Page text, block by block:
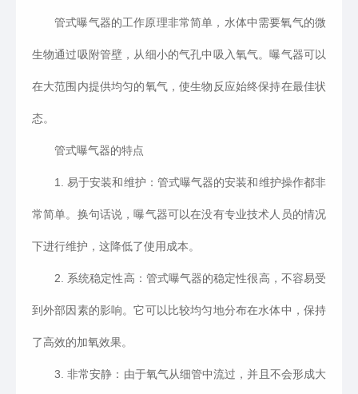
管式曝气器的工作原理非常简单，水体中需要氧气的微
生物通过吸附管壁，从细小的气孔中吸入氧气。曝气器可以
在大范围内提供均匀的氧气，使生物反应始终保持在最佳状
态。
管式曝气器的特点
1.易于安装和维护：管式曝气器的安装和维护操作都非
常简单。换句话说，曝气器可以在没有专业技术人员的情况
下进行维护，这降低了使用成本。
2. 系统稳定性高：管式曝气器的稳定性很高，不容易受
到外部因素的影响。它可以比较均匀地分布在水体中，保持
了高效的加氧效果。
3.非常安静：由于氧气从细管中流过，并且不会形成大